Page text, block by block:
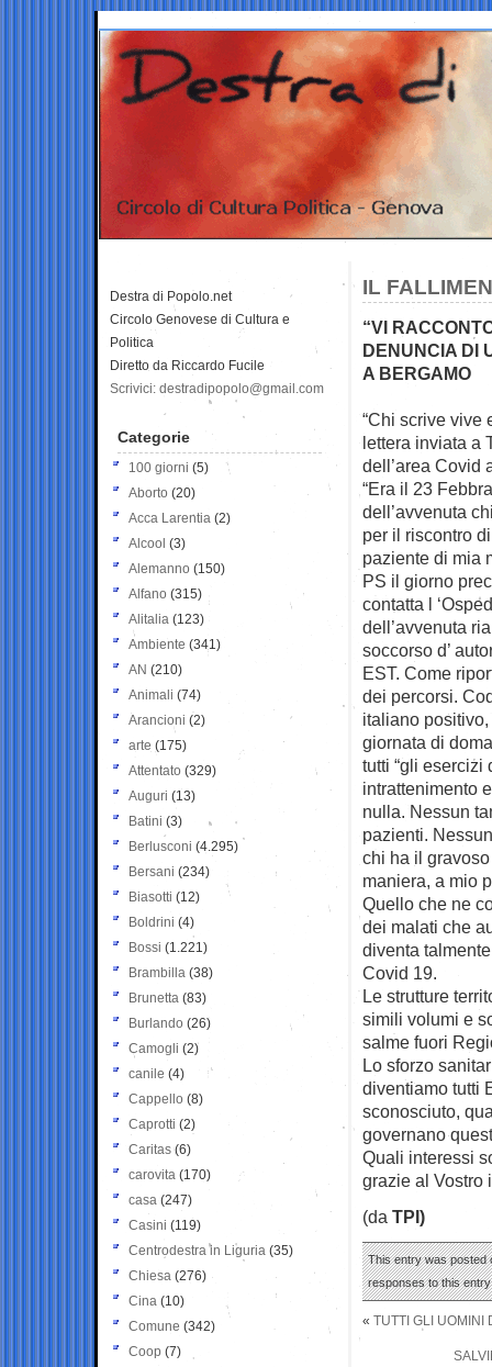
IL
“VI
DENUNCIA DI
A BERGAMO
“Chi scrive vive
lettera inviata a
dell’area Covid
“Era il 23
dell’avvenuta
per il riscontro
paziente di mia
PS il giorno
contatta l
dell’avvenuta
soccorso d’
EST. Come
dei percorsi.
italiano
giornata di
tutti “gli
intrattenimento
nulla. Nessun
pazienti.
chi ha il
maniera, a mio
Quello che ne
dei malati che
diventa
Covid 19.
Le strutture
simili volumi e
salme fuori
Lo sforzo
diventiamo tutti
sconosciuto,
governano
Quali interessi
grazie al Vostro
(da TPI)
This entry was posted
responses to this
« TUTTI GLI UOMINI
Destra di Popolo.net
Circolo Genovese di Cultura e
Politica
Diretto da Riccardo Fucile
Scrivici: destradipopolo@gmail.com
Categorie
100 giorni (5)
Aborto (20)
Acca Larentia (2)
Alcool (3)
Alemanno (150)
Alfano (315)
Alitalia (123)
Ambiente (341)
AN (210)
Animali (74)
Arancioni (2)
arte (175)
Attentato (329)
Auguri (13)
Batini (3)
Berlusconi (4.295)
Bersani (234)
Biasotti (12)
Boldrini (4)
Bossi (1.221)
Brambilla (38)
Brunetta (83)
Burlando (26)
Camogli (2)
canile (4)
Cappello (8)
Caprotti (2)
Caritas (6)
carovita (170)
casa (247)
Casini (119)
Centrodestra in Liguria (35)
Chiesa (276)
Cina (10)
Comune (342)
Coop (7)